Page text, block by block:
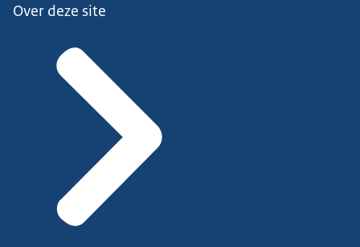
Over deze site